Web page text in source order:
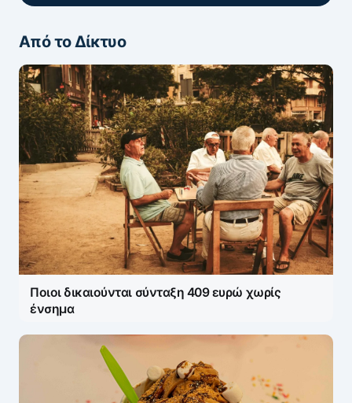
ΖΩΝΤΑΝΆ ΣΧΌΛΙΑ
Πάρτε μέρος στη συζήτηση — το σχόλιό σας
ελέγχεται άμεσα από AI (Ελληνικά & Αγγλικά).
ΠΡΟΣΤΑΣΊΑ AI
Η ηλ. διεύθυνση σας δεν δημοσιεύεται. Τα
υποχρεωτικά πεδία σημειώνονται με*
Message*
Από το Δίκτυο
Ποιοι δικαιούνται σύνταξη 409 ευρώ χωρίς
ένσημα